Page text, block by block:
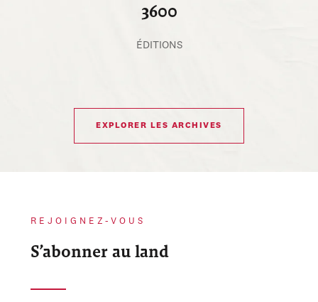
3600
ÉDITIONS
EXPLORER LES ARCHIVES
REJOIGNEZ-VOUS
S’abonner au land